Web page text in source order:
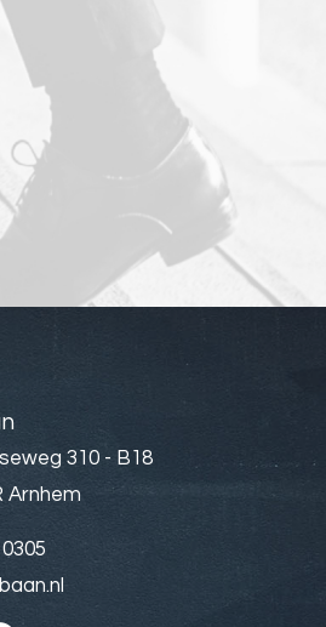
310 - B18
Arnhem